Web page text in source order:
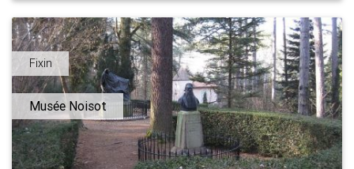
Fixin
Musée Noisot